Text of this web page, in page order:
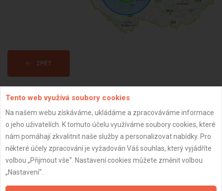
ZPĚT
Aktualizováno z portálu ARES dne 02.12.2025 16:15:02
Důležité informace
Tento web využívá soubory cookies
Na našem webu získáváme, ukládáme a zpracováváme informace
o jeho uživatelích. K tomuto účelu využíváme soubory cookies, které
nám pomáhají zkvalitnit naše služby a personalizovat nabídky. Pro
některé účely zpracování je vyžadován Váš souhlas, který vyjádříte
volbou „Přijmout vše“. Nastavení cookies můžete změnit volbou
„Nastavení“.